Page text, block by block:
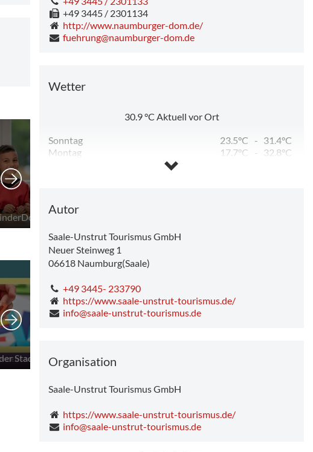
Stadtbibliothek
13,28 km
Neustadtfest 2026
+49 3445 / 2301134
http://www.naumburger-dom.de/
fuehrung@naumburger-dom.de
Wetter
30.9°C Aktuell vor Ort
Sonntag 23.5°C - 31.4°C
Montag
17.7°C -
32.8°C
Autor
Saale-Unstrut Tourismus GmbH
Neuer Steinweg 1
06618 Naumburg(Saale)
+49 3445- 233790
https://www.saale-unstrut-tourismus.de/
info@saale-unstrut-tourismus.de
Organisation
Saale-Unstrut Tourismus GmbH
https://www.saale-unstrut-tourismus.de/
info@saale-unstrut-tourismus.de